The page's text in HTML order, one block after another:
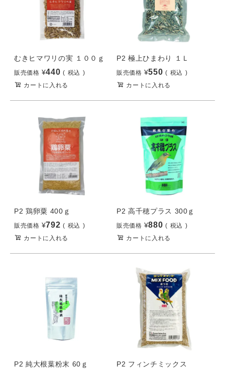
むきヒマワリの実 １００ｇ
販売価格 ¥440
税込
カートに入れる
P2 極上ひまわり １Ｌ
販売価格 ¥550
税込
カートに入れる
P2 鶏卵粟 400ｇ
販売価格 ¥792
税込
カートに入れる
P2 高千穂プラス 300ｇ
販売価格 ¥880
税込
カートに入れる
P2 純大根葉粉末 60ｇ P2 フィンチミックス